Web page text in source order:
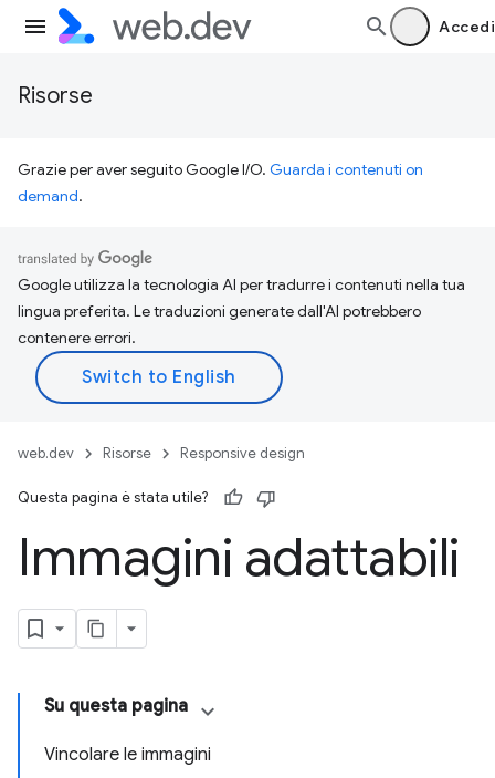
Accedi
Risorse
Grazie per aver seguito Google I/O. Guarda i contenuti on
demand.
Google utilizza la tecnologia AI per tradurre i contenuti nella tua
lingua preferita. Le traduzioni generate dall'AI potrebbero
contenere errori.
web.dev Risorse Responsive design
Questa pagina è stata utile?
Immagini adattabili
Su questa pagina
Vincolare le immagini